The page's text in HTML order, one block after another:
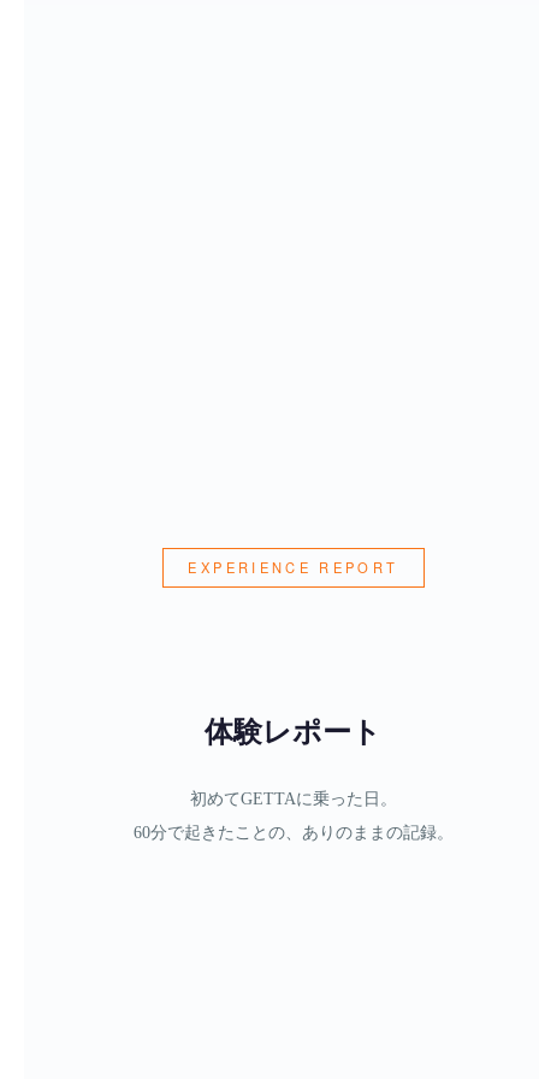
EXPERIENCE REPORT
体験レポート
初めてGETTAに乗った日。
60分で起きたことの、ありのままの記録。